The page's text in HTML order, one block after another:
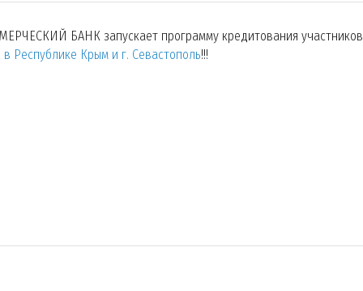
БАНК запускает программу кредитования участников
Республике Крым и г. Севастополь!!!